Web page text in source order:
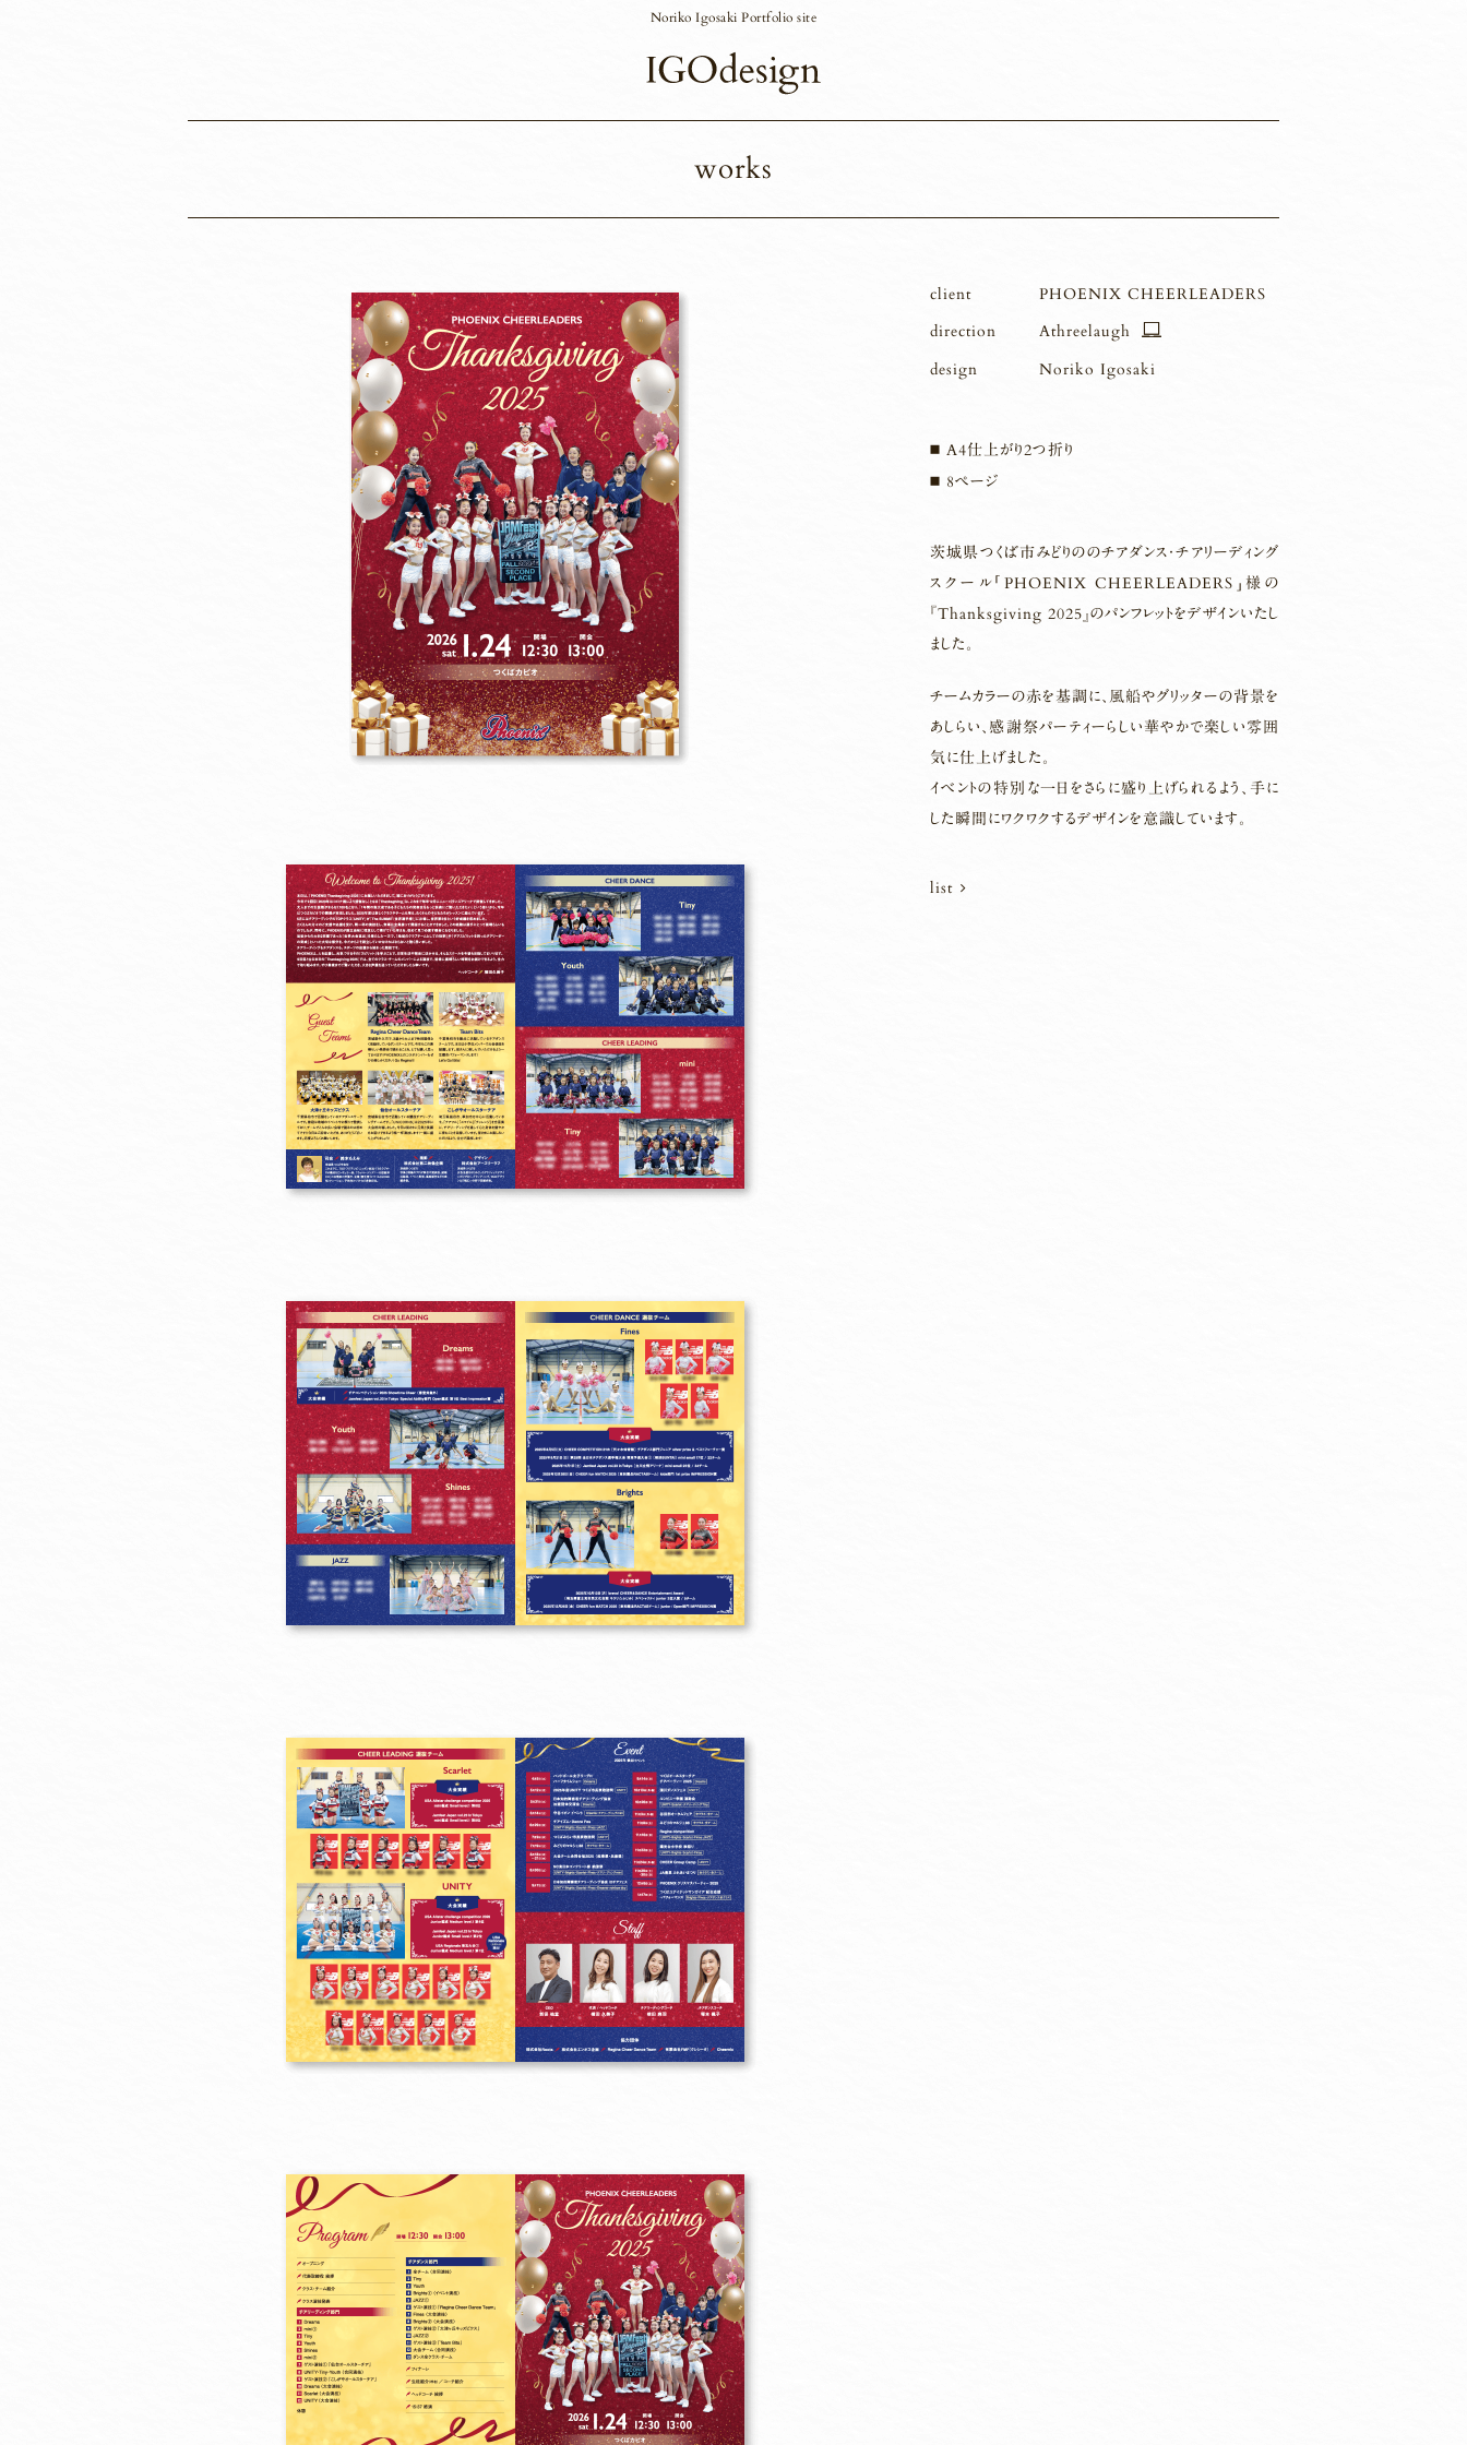
Noriko Igosaki Portfolio site
works
client
PHOENIX CHEERLEADERS
direction
Athreelaugh
design
Noriko Igosaki
A4仕上がり2つ折り
8ページ
茨城県つくば市みどりののチアダンス・チアリーディング
スクール「PHOENIX CHEERLEADERS」様の
『Thanksgiving 2025』のパンフレットをデザインいたし
ました。
チームカラーの赤を基調に、風船やグリッターの背景を
あしらい、感謝祭パーティーらしい華やかで楽しい雰囲
気に仕上げました。
イベントの特別な一日をさらに盛り上げられるよう、手に
した瞬間にワクワクするデザインを意識しています。
list